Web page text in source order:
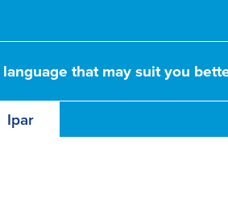
that may suit you
Ipar
az Ön
szolgálja